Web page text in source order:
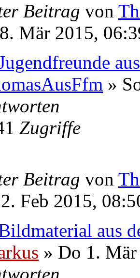
Beitrag von
Mär 2015,
»
Zugriffe
Beitrag von
Feb 2015,
aus
» Do 1.